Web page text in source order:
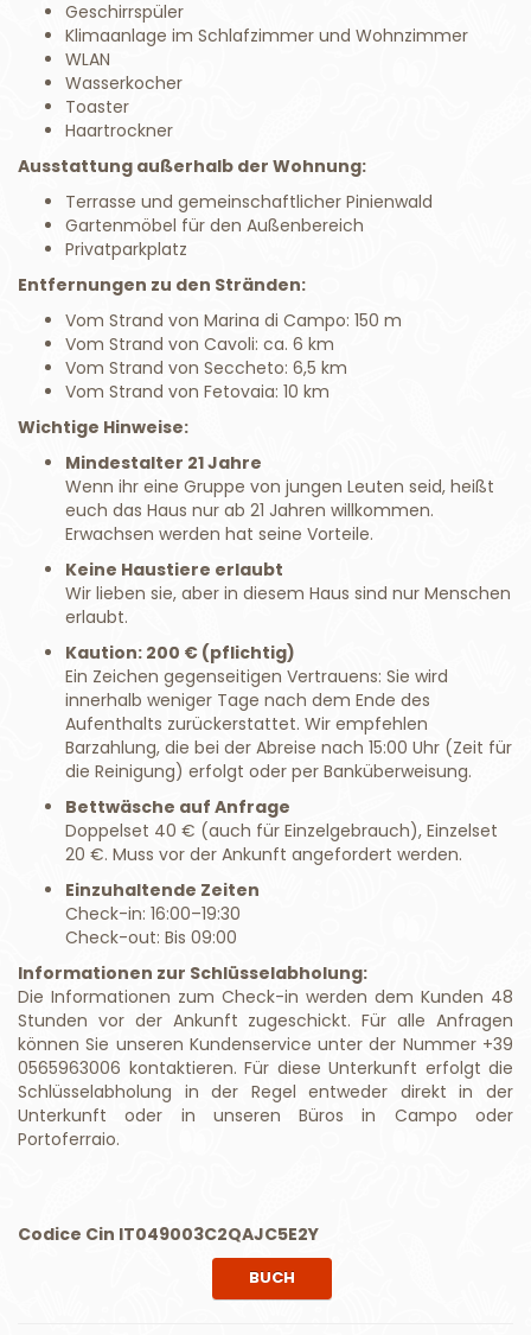
Geschirrspüler
Klimaanlage im Schlafzimmer und Wohnzimmer
WLAN
Wasserkocher
Toaster
Haartrockner
Ausstattung außerhalb der Wohnung:
Terrasse und gemeinschaftlicher Pinienwald
Gartenmöbel für den Außenbereich
Privatparkplatz
Entfernungen zu den Stränden:
Vom Strand von Marina di Campo: 150 m
Vom Strand von Cavoli: ca. 6 km
Vom Strand von Seccheto: 6,5 km
Vom Strand von Fetovaia: 10 km
Wichtige Hinweise:
Mindestalter 21 Jahre
Wenn ihr eine Gruppe von jungen Leuten seid, heißt
euch das Haus nur ab 21 Jahren willkommen.
Erwachsen werden hat seine Vorteile.
Keine Haustiere erlaubt
Wir lieben sie, aber in diesem Haus sind nur Menschen
erlaubt.
Kaution: 200 € (pflichtig)
Ein Zeichen gegenseitigen Vertrauens: Sie wird
innerhalb weniger Tage nach dem Ende des
Aufenthalts zurückerstattet. Wir empfehlen
Barzahlung, die bei der Abreise nach 15:00 Uhr (Zeit für
die Reinigung) erfolgt oder per Banküberweisung.
Bettwäsche auf Anfrage
Doppelset 40 € (auch für Einzelgebrauch), Einzelset
20 €. Muss vor der Ankunft angefordert werden.
Einzuhaltende Zeiten
Check-in: 16:00–19:30
Check-out: Bis 09:00
Informationen zur Schlüsselabholung:
Die Informationen zum Check-in werden dem Kunden 48
Stunden vor der Ankunft zugeschickt. Für alle Anfragen
können Sie unseren Kundenservice unter der Nummer +39
0565963006 kontaktieren. Für diese Unterkunft erfolgt die
Schlüsselabholung in der Regel entweder direkt in der
Unterkunft oder in unseren Büros in Campo oder
Portoferraio.
Codice Cin IT049003C2QAJC5E2Y
BUCH